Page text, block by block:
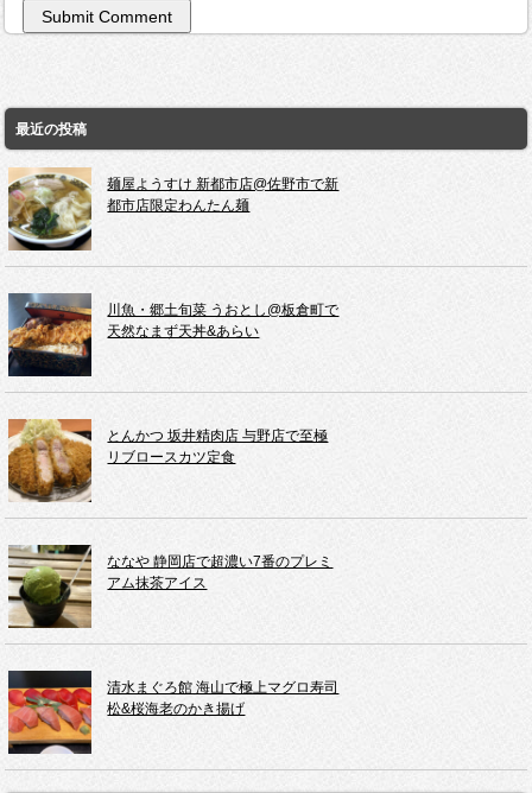
最近の投稿
麺屋ようすけ 新都市店@佐野市で新
都市店限定わんたん麺
川魚・郷土旬菜 うおとし@板倉町で
天然なまず天丼&あらい
とんかつ 坂井精肉店 与野店で至極
リブロースカツ定食
ななや 静岡店で超濃い7番のプレミ
アム抹茶アイス
清水まぐろ館 海山で極上マグロ寿司
松&桜海老のかき揚げ